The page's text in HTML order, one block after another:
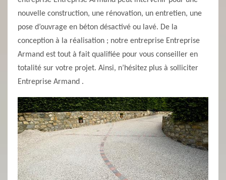
nouvelle construction, une rénovation, un entretien, une
pose d’ouvrage en béton désactivé ou lavé. De la
conception à la réalisation ; notre entreprise Entreprise
Armand est tout à fait qualifiée pour vous conseiller en
totalité sur votre projet. Ainsi, n’hésitez plus à solliciter
Entreprise Armand .